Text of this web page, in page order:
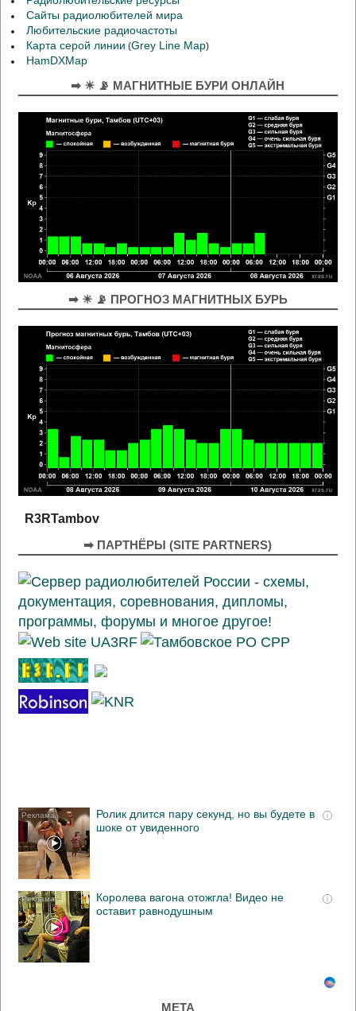
Сайты радиолюбителей мира
Любительские радиочастоты
Карта серой линии (Grey Line Map)
HamDXMap
➡ ☀ 📡 МАГНИТНЫЕ БУРИ ОНЛАЙН
➡ ☀ 📡 ПРОГНОЗ МАГНИТНЫХ БУРЬ
R3RTambov
➡ ПАРТНЁРЫ (SITE PARTNERS)
i
Ролик длится пару секунд, но вы будете в
шоке от увиденного
i
Королева вагона отожгла! Видео не
оставит равнодушным
МЕТА